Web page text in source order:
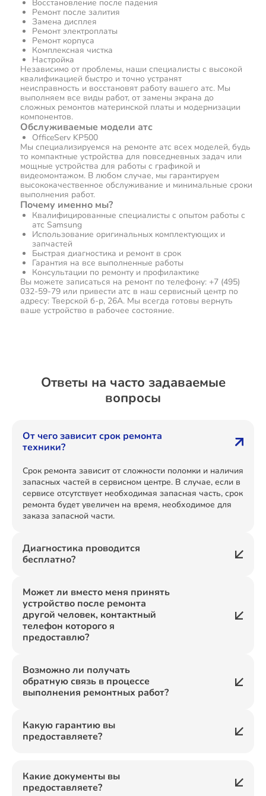
Восстановление после падения
Ремонт после залития
Замена дисплея
Ремонт электроплаты
Ремонт корпуса
Комплексная чистка
Настройка
Независимо от проблемы, наши специалисты с высокой
квалификацией быстро и точно устранят
неисправность и восстановят работу вашего атс. Мы
выполняем все виды работ, от замены экрана до
сложных ремонтов материнской платы и модернизации
компонентов.
Обслуживаемые модели атс
OfficeServ KP500
Мы специализируемся на ремонте атс всех моделей, будь
то компактные устройства для повседневных задач или
мощные устройства для работы с графикой и
видеомонтажом. В любом случае, мы гарантируем
высококачественное обслуживание и минимальные сроки
выполнения работ.
Почему именно мы?
Квалифицированные специалисты с опытом работы с
атс Samsung
Использование оригинальных комплектующих и
запчастей
Быстрая диагностика и ремонт в срок
Гарантия на все выполненные работы
Консультации по ремонту и профилактике
Вы можете записаться на ремонт по телефону: +7 (495)
032-59-79 или привести атс в наш сервисный центр по
адресу: Тверской б-р, 26А. Мы всегда готовы вернуть
ваше устройство в рабочее состояние.
Ответы на часто задаваемые
вопросы
От чего зависит срок ремонта
техники?
Срок ремонта зависит от сложности поломки и наличия
запасных частей в сервисном центре. В случае, если в
сервисе отсутствует необходимая запасная часть, срок
ремонта будет увеличен на время, необходимое для
заказа запасной части.
Диагностика проводится
бесплатно?
Может ли вместо меня принять
устройство после ремонта
другой человек, контактный
телефон которого я
предоставлю?
Возможно ли получать
обратную связь в процессе
выполнения ремонтных работ?
Какую гарантию вы
предоставляете?
Какие документы вы
предоставляете?